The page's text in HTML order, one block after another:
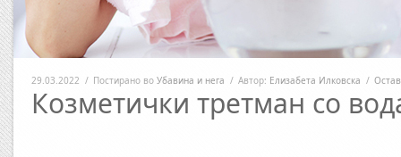
29.03.2022 / Постирано во Убавина и нега / Автор: Елизабета Илковска /
Козметички третман со